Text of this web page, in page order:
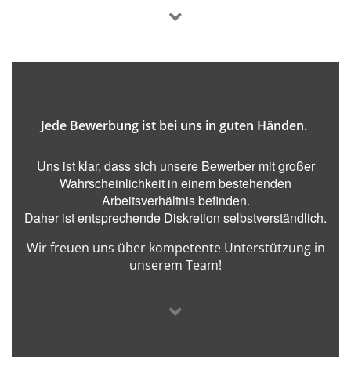
Jede Bewerbung ist bei uns in guten Händen.
Uns ist klar, dass sich unsere Bewerber mit großer
Wahrscheinlichkeit in einem bestehenden
Arbeitsverhältnis befinden.
Daher ist entsprechende Diskretion selbstverständlich.
Wir freuen uns über kompetente Unterstützung in
unserem Team!